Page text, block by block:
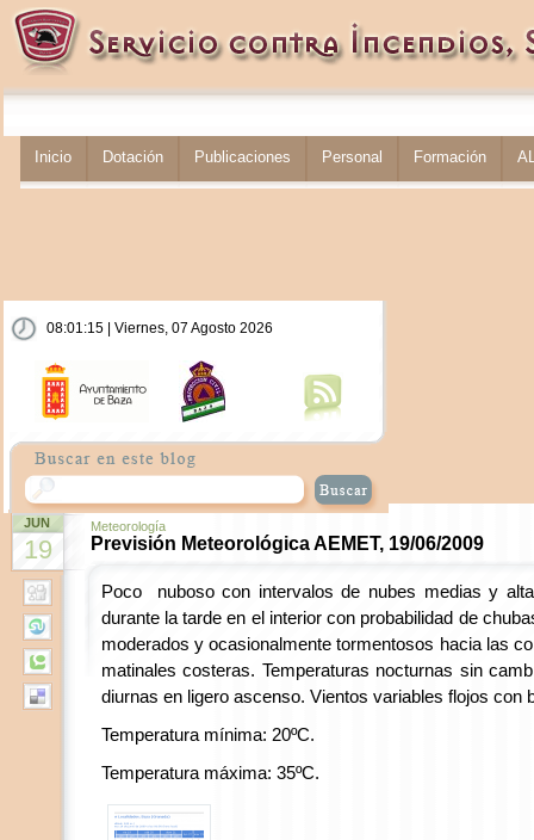
Inicio Dotación Publicaciones Personal Formación
08:01:15 | Viernes, 07 Agosto 2026
JUN
19
Meteorología
Previsión Meteorológica AEMET, 19/06/2009
Poco nuboso con intervalos de nubes medias y
durante la tarde en el interior con probabilidad de
moderados y ocasionalmente tormentosos hacia las
matinales costeras. Temperaturas nocturnas sin
diurnas en ligero ascenso. Vientos variables flojos con
Temperatura mínima: 20ºC.
Temperatura máxima: 35ºC.